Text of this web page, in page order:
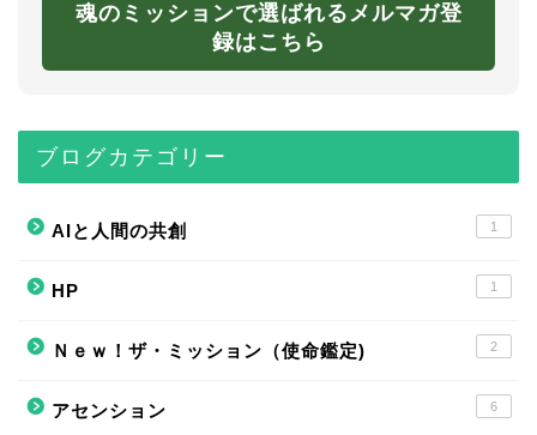
魂のミッションで選ばれるメルマガ登
録はこちら
ブログカテゴリー
AIと人間の共創 1
HP 1
Ｎｅｗ！ザ・ミッション（使命鑑定) 2
アセンション 6